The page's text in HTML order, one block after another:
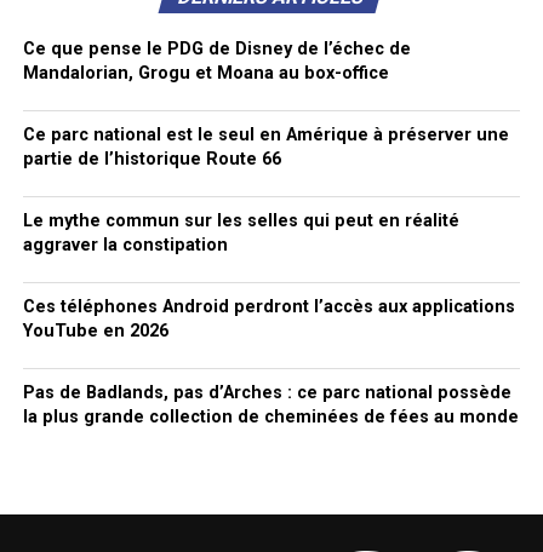
Ce que pense le PDG de Disney de l’échec de
Mandalorian, Grogu et Moana au box-office
Ce parc national est le seul en Amérique à préserver une
partie de l’historique Route 66
Le mythe commun sur les selles qui peut en réalité
aggraver la constipation
Ces téléphones Android perdront l’accès aux applications
YouTube en 2026
Pas de Badlands, pas d’Arches : ce parc national possède
la plus grande collection de cheminées de fées au monde